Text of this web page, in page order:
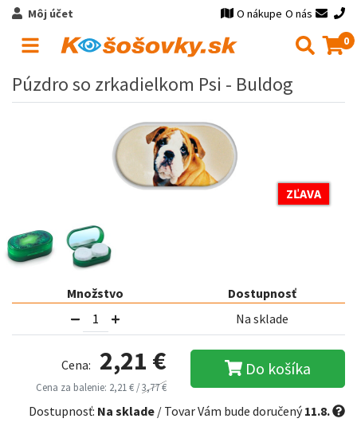
Môj účet O nákupe O nás
0
Púzdro so zrkadielkom Psi - Buldog
ZĽAVA
Množstvo
Dostupnosť
Na sklade
Cena: 2,21 €
Cena za balenie: 2,21 € /3,77 €
Do košíka
Dostupnosť: Na sklade / Tovar Vám bude doručený11.8.